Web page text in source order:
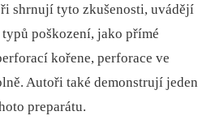
shrnují tyto zkušenosti, uvádějí
poškození, jako přímé
kořene, perforace ve
Autoři také demonstrují jeden
preparátu.